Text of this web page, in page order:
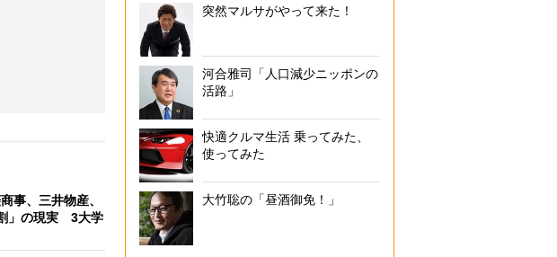
事、三井物産、
」の現実 3大学
突然マルサがやって来た！
河合雅司「人口減少ニッポンの
活路」
快適クルマ生活 乗ってみた、
使ってみた
大竹聡の「昼酒御免！」